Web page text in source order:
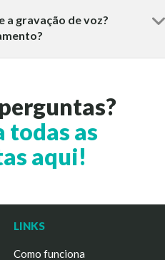
a gravação de voz?
todas as
aqui!
LINKS
Como funciona